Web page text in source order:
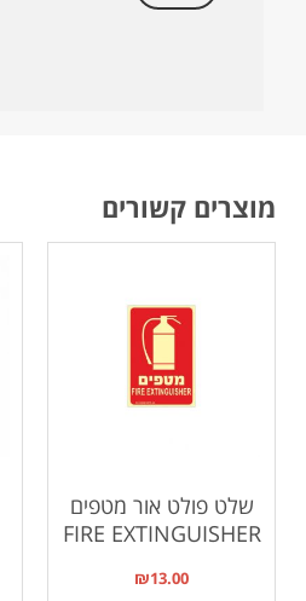
מוצרים קשורים
שלט פולט אור מטפים
FIRE EXTINGUISHER
₪13.00